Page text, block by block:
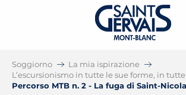
Soggiorno
La mia ispirazione
L’escursionismo in tutte le sue forme, in
Percorso MTB n. 2 - La fuga di Saint-